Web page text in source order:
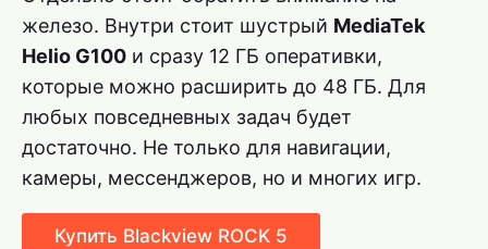
железо. Внутри стоит шустрый MediaTek
Helio G100 и сразу 12 ГБ оперативки,
которые можно расширить до 48 ГБ. Для
любых повседневных задач будет
достаточно. Не только для навигации,
камеры, мессенджеров, но и многих игр.
Купить Blackview ROCK 5